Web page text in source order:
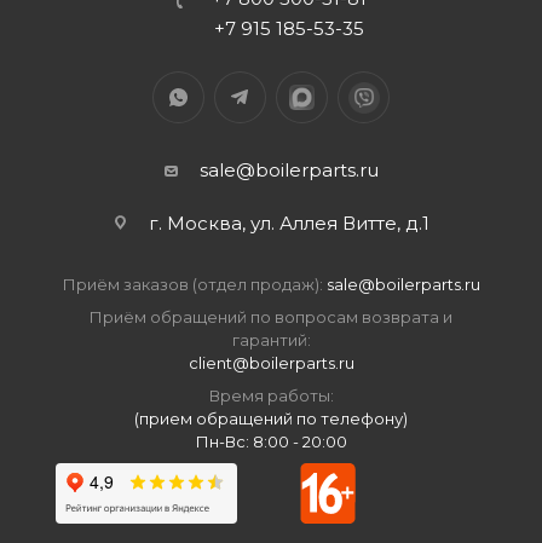
+7 915 185-53-35
sale@boilerparts.ru
г. Москва, ул. Аллея Витте, д.1
Приём заказов (отдел продаж): sale@boilerparts.ru
Приём обращений по вопросам возврата и
гарантий:
client@boilerparts.ru
Время работы:
(прием обращений по телефону)
Пн-Вс: 8:00 - 20:00